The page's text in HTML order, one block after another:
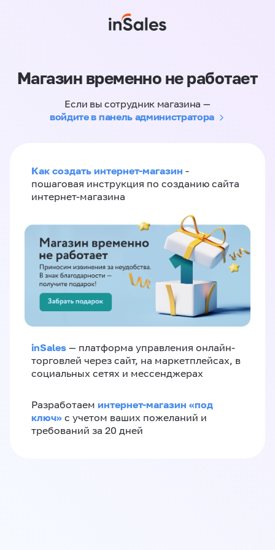
Магазин временно не работает
Если вы сотрудник магазина —
войдите в панель администратора
Как создать интернет-магазин -
пошаговая инструкция по созданию сайта
интернет-магазина
inSales — платформа управления онлайн-
торговлей через сайт, на маркетплейсах, в
социальных сетях и мессенджерах
Разработаем интернет-магазин «‎под
ключ»‎ с учетом ваших пожеланий и
требований за 20 дней